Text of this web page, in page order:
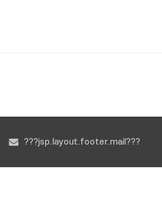
???jsp.layout.footer.mail???